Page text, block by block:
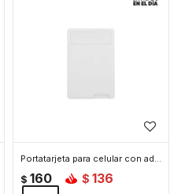
Portatarjeta para celular con adhesivo - Blanco
$ 160 $ 136